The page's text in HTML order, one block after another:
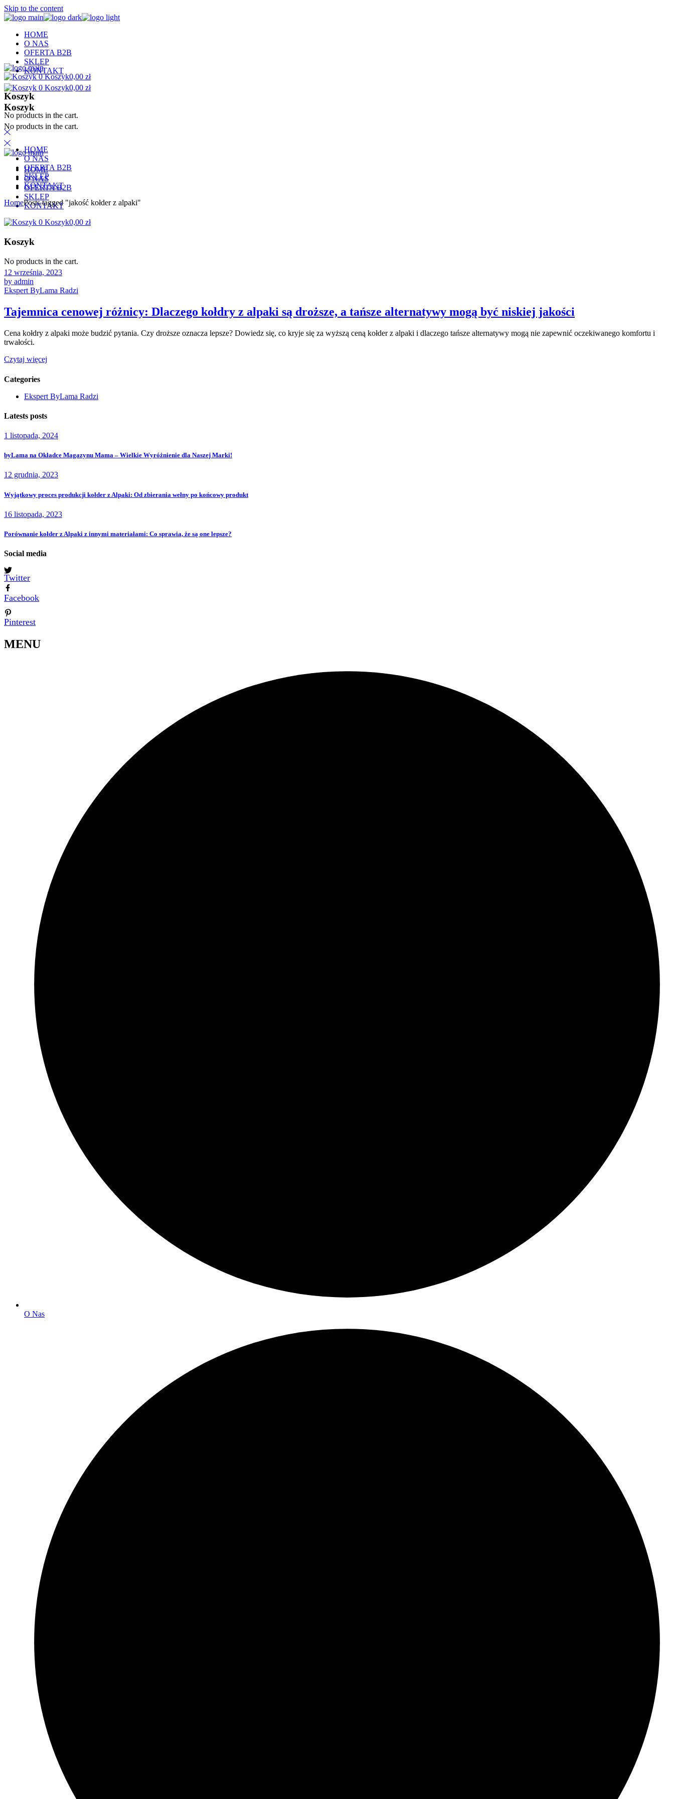
Skip to the content
HOME
O NAS
OFERTA B2B
SKLEP
KONTAKT
0 Koszyk0,00 zł
Koszyk
No products in the cart.
HOME
O NAS
OFERTA B2B
SKLEP
KONTAKT
0 Koszyk0,00 zł
Koszyk
No products in the cart.
0 Koszyk0,00 zł
Koszyk
No products in the cart.
HOME
O NAS
OFERTA B2B
SKLEP
KONTAKT
HomePosts tagged "jakość kołder z alpaki"
12 września, 2023
by admin
Ekspert ByLama Radzi
Tajemnica cenowej różnicy: Dlaczego kołdry z alpaki są droższe, a tańsze alternatywy mogą być niskiej jakości
Cena kołdry z alpaki może budzić pytania. Czy droższe oznacza lepsze? Dowiedz się, co kryje się za wyższą ceną kołder z alpaki i dlaczego tańsze alternatywy mogą nie zapewnić oczekiwanego komfortu i
trwałości.
Czytaj więcej
Categories
Ekspert ByLama Radzi
Latests posts
1 listopada, 2024
byLama na Okładce Magazynu Mama – Wielkie Wyróżnienie dla Naszej Marki!
12 grudnia, 2023
Wyjątkowy proces produkcji kołder z Alpaki: Od zbierania wełny po końcowy produkt
16 listopada, 2023
Porównanie kołder z Alpaki z innymi materiałami: Co sprawia, że są one lepsze?
Social media
Twitter
Facebook
Pinterest
MENU
O Nas